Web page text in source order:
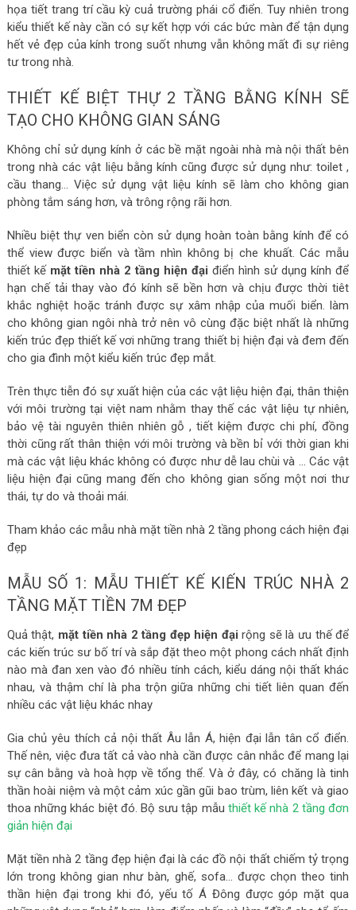
họa tiết trang trí cầu kỳ cuả trường phái cổ điển. Tuy nhiên trong
kiểu thiết kế này cần có sự kết hợp với các bức màn để tận dụng
hết vẻ đẹp của kính trong suốt nhưng vẫn không mất đi sự riêng
tư trong nhà.
THIẾT KẾ BIỆT THỰ 2 TẦNG BẰNG KÍNH SẼ
TẠO CHO KHÔNG GIAN SÁNG
Không chỉ sử dụng kính ở các bề mặt ngoài nhà mà nội thất bên
trong nhà các vật liệu bằng kính cũng được sử dụng như: toilet ,
cầu thang… Việc sử dụng vật liệu kính sẽ làm cho không gian
phòng tắm sáng hơn, và trông rộng rãi hơn.
Nhiều biệt thự ven biển còn sử dụng hoàn toàn bằng kính để có
thể view được biển và tầm nhìn không bị che khuất. Các mẫu
thiết kế mặt tiền nhà 2 tầng hiện đại điển hình sử dụng kính để
hạn chế tải thay vào đó kính sẽ bền hơn và chịu được thời tiêt
khắc nghiệt hoặc tránh được sự xâm nhập của muối biển. làm
cho không gian ngôi nhà trở nên vô cùng đặc biệt nhất là những
kiến trúc đẹp thiết kế vơi những trang thiết bị hiện đại và đem đến
cho gia đình một kiểu kiến trúc đẹp mắt.
Trên thực tiễn đó sự xuất hiện của các vật liệu hiện đại, thân thiện
với môi trường tại việt nam nhằm thay thế các vật liệu tự nhiên,
bảo vệ tài nguyên thiên nhiên gỗ , tiết kiệm được chi phí, đồng
thời cũng rất thân thiện với môi trường và bền bỉ với thời gian khi
mà các vật liệu khác không có được như dễ lau chùi và … Các vật
liệu hiện đại cũng mang đến cho không gian sống một nơi thư
thái, tự do và thoải mái.
Tham khảo các mẫu nhà mặt tiền nhà 2 tầng phong cách hiện đại
đẹp
MẪU SỐ 1: MẪU THIẾT KẾ KIẾN TRÚC NHÀ 2
TẦNG MẶT TIỀN 7M ĐẸP
Quả thật, mặt tiền nhà 2 tầng đẹp hiện đại rộng sẽ là ưu thế để
các kiến trúc sư bố trí và sắp đặt theo một phong cách nhất định
nào mà đan xen vào đó nhiều tính cách, kiểu dáng nội thất khác
nhau, và thậm chí là pha trộn giữa những chi tiết liên quan đến
nhiều các vật liệu khác nhay
Gia chủ yêu thích cả nội thất Âu lẫn Á, hiện đại lẫn tân cổ điển.
Thế nên, việc đưa tất cả vào nhà cần được cân nhắc để mang lại
sự cân bằng và hoà hợp về tổng thể. Và ở đây, có chăng là tinh
thần hoài niệm và một cảm xúc gần gũi bao trùm, liên kết và giao
thoa những khác biệt đó. Bộ sưu tập mẫu thiết kế nhà 2 tầng đơn
giản hiện đại
Mặt tiền nhà 2 tầng đẹp hiện đại là các đồ nội thất chiếm tỷ trọng
lớn trong không gian như bàn, ghế, sofa… được chọn theo tinh
thần hiện đại trong khi đó, yếu tố Á Đông được góp mặt qua